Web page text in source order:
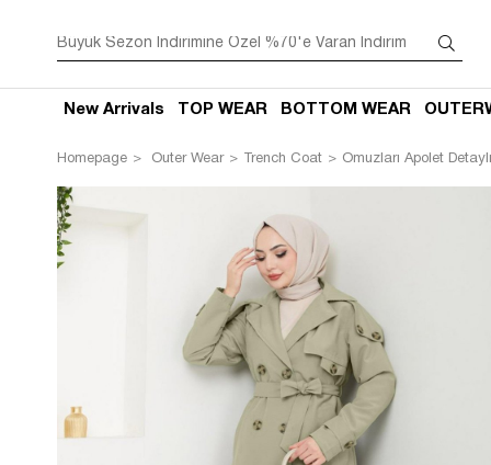
New Arrivals TOP WEAR BOTTOM WEAR
Homepage Outer Wear Trench Coat Omuzları Apolet